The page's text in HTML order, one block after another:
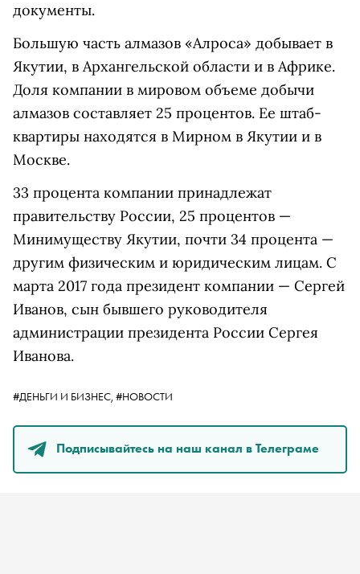
документы.
Большую часть алмазов «Алроса» добывает в
Якутии, в Архангельской области и в Африке.
Доля компании в мировом объеме добычи
алмазов составляет 25 процентов. Ее штаб-
квартиры находятся в Мирном в Якутии и в
Москве.
33 процента компании принадлежат
правительству России, 25 процентов —
Минимуществу Якутии, почти 34 процента —
другим физическим и юридическим лицам. С
марта 2017 года президент компании — Сергей
Иванов, сын бывшего руководителя
администрации президента России Сергея
Иванова.
#ДЕНЬГИ И БИЗНЕС, #НОВОСТИ
Подписывайтесь на наш канал в Телеграме